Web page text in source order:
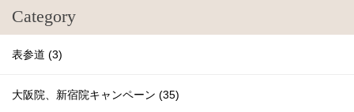
Category
表参道 (3)
大阪院、新宿院キャンペーン (35)